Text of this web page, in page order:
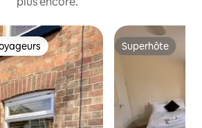
les plus appréciés Superhôte
Superhôte